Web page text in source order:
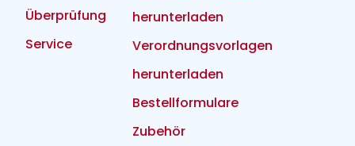
Überprüfung
Service
herunterladen
Verordnungsvorlagen
herunterladen
Bestellformulare
Zubehör